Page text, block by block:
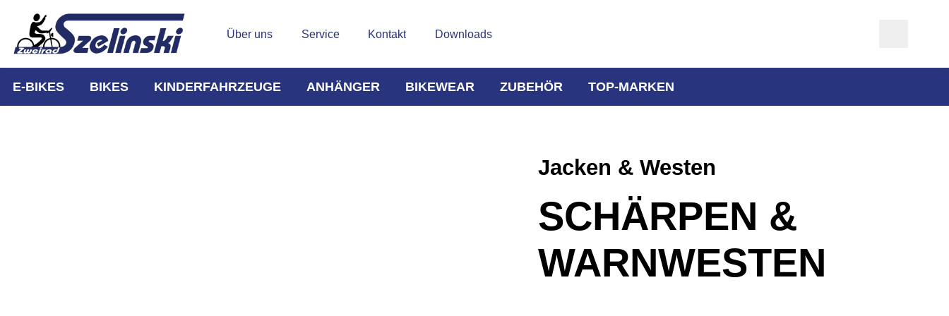
Über uns Service Kontakt Downloads
E-BIKES BIKES KINDERFAHRZEUGE ANHÄNGER BIKEWEAR ZUBEHÖR TOP-MARKEN
Jacken & Westen
SCHÄRPEN &
WARNWESTEN